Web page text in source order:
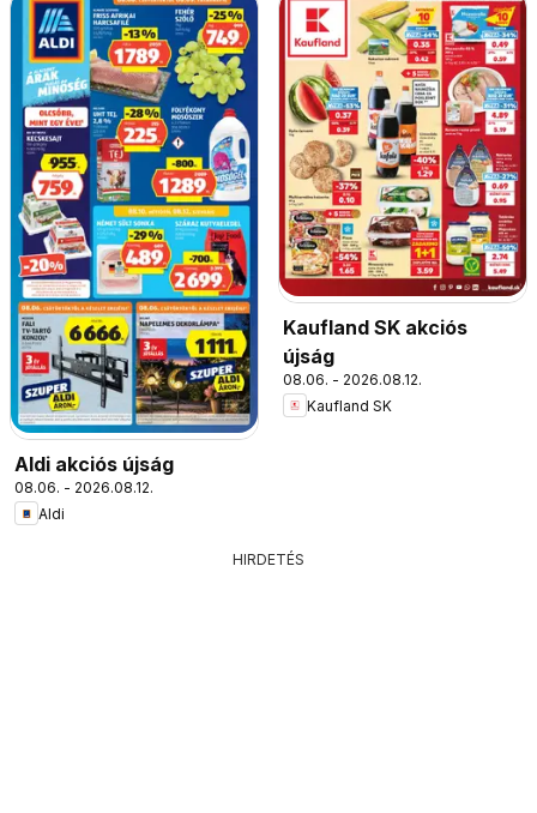
Aldi akciós újság
08.06. - 2026.08.12.
Aldi
Kaufland SK akciós
újság
08.06. - 2026.08.12.
Kaufland SK
HIRDETÉS